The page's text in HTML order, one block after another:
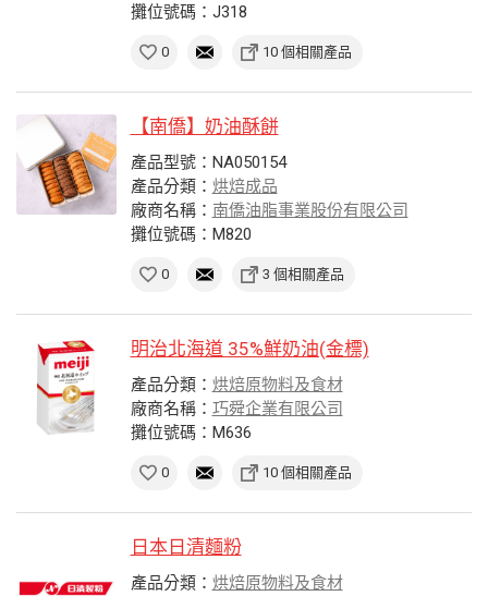
攤位號碼：J318
0 10 個相關產品
【南僑】奶油酥餅
產品型號：NA050154
產品分類： 烘焙成品
廠商名稱： 南僑油脂事業股份有限公司
攤位號碼：M820
0 3 個相關產品
明治北海道 35%鮮奶油(金標)
產品分類： 烘焙原物料及食材
廠商名稱： 巧舜企業有限公司
攤位號碼：M636
0 10 個相關產品
日本日清麵粉
產品分類： 烘焙原物料及食材